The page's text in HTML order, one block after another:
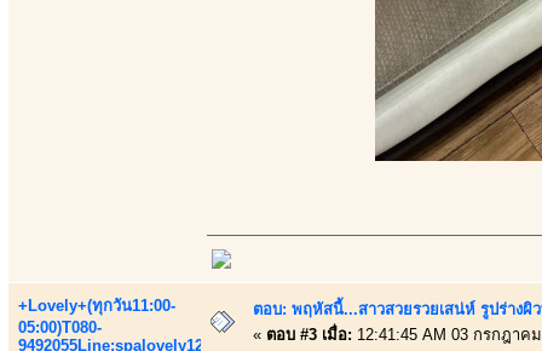
+Lovely+(ทุกวัน11:00-
05:00)T080-
9492055Line:spalovely123
ตอบ: พฤหัสนี้...สาวสวยรวยเสน่ห์ รูปร่างผิ
« ตอบ #3 เมื่อ: 12:41:45 AM 03 กรกฎาค